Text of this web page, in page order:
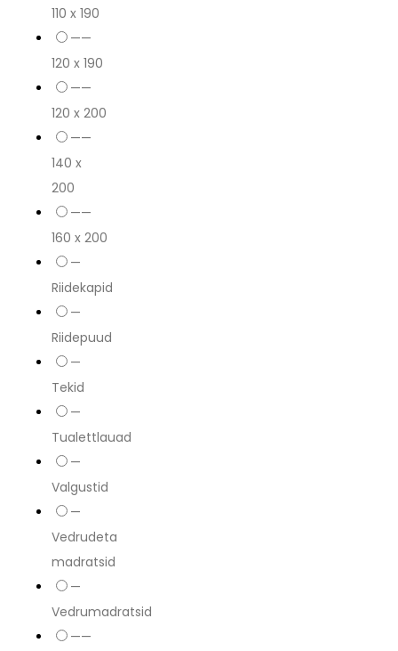
110 x 190
——
120 x 190
——
120 x 200
——
140 x
200
——
160 x 200
—
Riidekapid
—
Riidepuud
—
Tekid
—
Tualettlauad
—
Valgustid
—
Vedrudeta
madratsid
—
Vedrumadratsid
——